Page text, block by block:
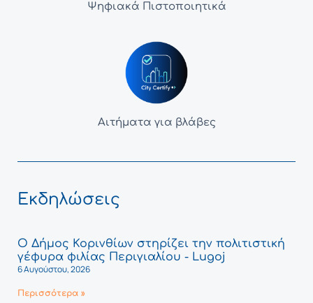
Ψηφιακά Πιστοποιητικά
Αιτήματα για βλάβες
Εκδηλώσεις
Ο Δήμος Κορινθίων στηρίζει την πολιτιστική
γέφυρα φιλίας Περιγιαλίου - Lugoj
6 Αυγούστου, 2026
Περισσότερα »